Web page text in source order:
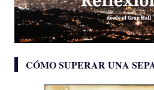
CÓMO SUPERAR UNA